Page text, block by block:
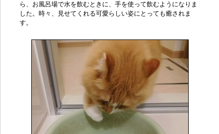
ら、お風呂場で水を飲むときに、手を使って飲むようになりま
した。時々、見せてくれる可愛らしい姿にとっても癒されま
す。